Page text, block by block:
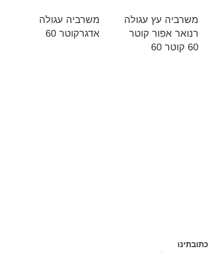
משרביה עץ עגולה
רנואר אפור קוטר
60 קוטר 60
משרביה עגולה
אדגרקוטר 60
כתובתינו